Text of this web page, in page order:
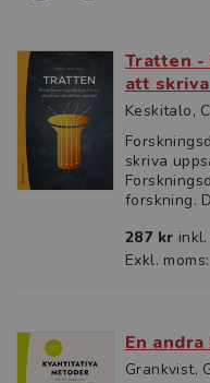
Tratten -
att
Keskitalo,
skriva
forskning.
287 kr
Exkl.
En
Grankvist,